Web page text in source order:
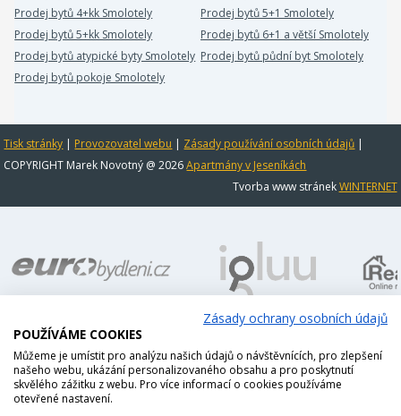
Prodej bytů 4+kk Smolotely
Prodej bytů 5+1 Smolotely
Prodej bytů 5+kk Smolotely
Prodej bytů 6+1 a větší Smolotely
Prodej bytů atypické byty Smolotely Prodej bytů půdní byt Smolotely
Prodej bytů pokoje Smolotely
Tisk stránky | Provozovatel webu | Zásady používání osobních údajů |
COPYRIGHT Marek Novotný @ 2026Apartmány v Jeseníkách
Tvorba www stránekWINTERNET
Zásady ochrany osobních údajů
POUŽÍVÁME COOKIES
Můžeme je umístit pro analýzu našich údajů o návštěvnících, pro zlepšení
našeho webu, ukázání personalizovaného obsahu a pro poskytnutí
skvělého zážitku z webu. Pro více informací o cookies používáme
otevřené nastavení.